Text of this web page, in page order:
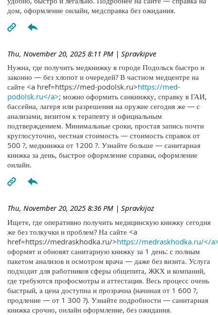
дом, оформление онлайн, медсправка без ожидания.
Thu, November 20, 2025 8:11 PM | Spravkipve
Нужна, где получить медкнижку в городе Подольск быстро и
законно — без хлопот и очередей? В частном медцентре на
сайте <a href=https://med-podolsk.ru>https://med-
podolsk.ru</a>; можно оформить санкнижку, справку в ГАИ,
бассейна, лагеря или разрешения на оружие сегодня же — с
анализами, визитом к терапевту и официальным
подтверждением. Минимальные сроки, простая запись почти
круглосуточно, честная стоимость — стоимость справок от
500 ?, медкнижка от 1200 ?. Узнайте больше — санитарная
книжка за день, быстрое оформление справки, оформление
онлайн.
Thu, November 20, 2025 8:36 PM | Spravkijoz
Ищете, где оперативно получить медицинскую книжку сегодня
же без толкучки и проблем? На сайте <a
href=https://medraskhodka.ru/>https://medraskhodka.ru/</
оформят и обновят санитарную книжку за 1 день: с полным
пакетом анализов и осмотром врача — даже без визита. Услуга
подходит для работников сферы общепита, ЖКХ и компаний,
где требуются профосмотры и аттестация. Весь процесс очень
быстрый, а цена доступна и прозрачна (начиная от 1 600 ?,
продление — от 1 300 ?). Узнайте подробности — санитарная
книжка срочно, онлайн оформление, без ожидания.